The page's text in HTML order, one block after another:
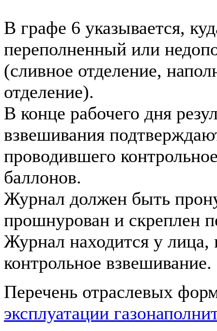
В графе 6 указывается,
переполненный или
(сливное отделение,
отделение).
В конце рабочего дня
взвешивания
проводившего
баллонов.
Журнал должен быть
прошнурован и скреплен
Журнал находится у лица,
контрольное взвешивание.
Перечень отраслевых
эксплуатации